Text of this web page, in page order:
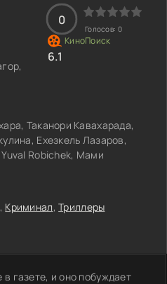
0
Голосов: 0
6.1
Таканори Кавахарада,
Ехезкель Лазаров,
Robichek, Мами
, Криминал,Триллеры
газете, и оно побуждает